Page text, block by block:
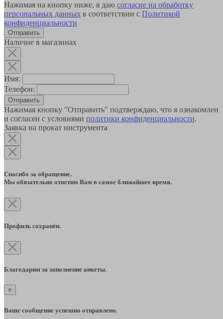
Нажимая на кнопку ниже, я даю согласие на обработку
персональных данных в соответствии с Политикой
конфиденциальности
Наличие в магазинах
Имя:
Телефон:
Отправить
Нажимая кнопку "Отправить" подтверждаю, что я ознакомлен
и согласен с условиями политики конфиденциальности.
Заявка на прокат инструмента
Спасибо за обращение.
Мы обязательно ответим Вам в самое ближайшее время.
Профиль сохранён.
Благодарим за заполнение анкеты.
×
Ваше сообщение успешно отправлено.